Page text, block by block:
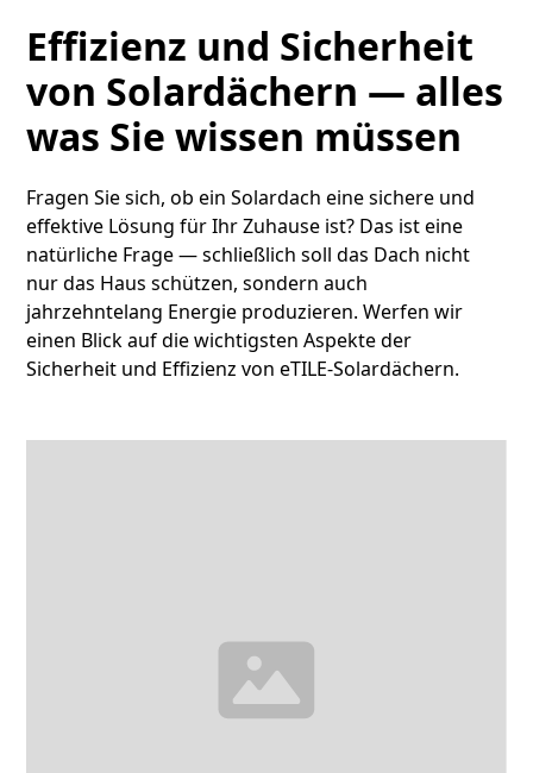
Effizienz und Sicherheit
von Solardächern — alles
was Sie wissen müssen
Fragen Sie sich, ob ein Solardach eine sichere und
effektive Lösung für Ihr Zuhause ist? Das ist eine
natürliche Frage — schließlich soll das Dach nicht
nur das Haus schützen, sondern auch
jahrzehntelang Energie produzieren. Werfen wir
einen Blick auf die wichtigsten Aspekte der
Sicherheit und Effizienz von eTILE-Solardächern.